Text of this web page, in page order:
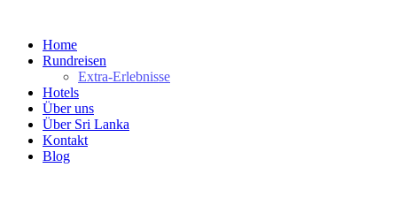
Home
Rundreisen
Extra-Erlebnisse
Hotels
Über uns
Über Sri Lanka
Kontakt
Blog